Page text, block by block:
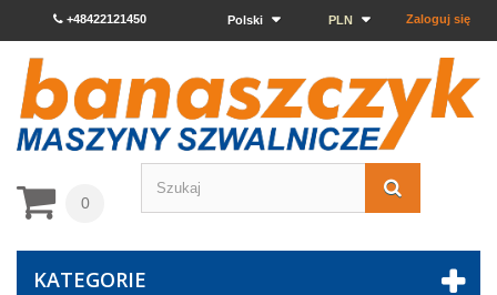
Zaloguj się
PLN
Polski
+48422121450
0
KATEGORIE